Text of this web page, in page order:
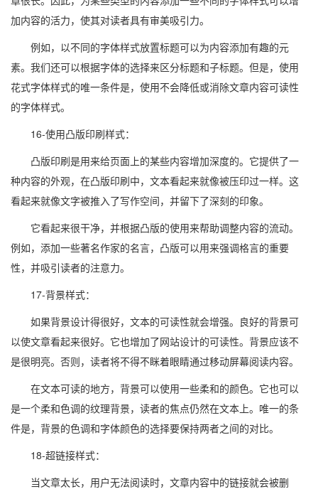
加内容的活力，使其对读者具有审美吸引力。
例如，以不同的字体样式放置标题可以为内容添加有趣的元
素。我们还可以根据字体的选择来区分标题和子标题。但是，使用
花式字体样式的唯一条件是，使用不会降低或消除文章内容可读性
的字体样式。
16-使用凸版印刷样式：
凸版印刷是用来给页面上的某些内容增加深度的。它提供了一
种内容的外观，在凸版印刷中，文本看起来就像被压印过一样。这
看起来就像文字被推入了写作空间，并留下了深刻的印象。
它看起来很干净，并根据凸版的使用来帮助调整内容的流动。
例如，添加一些著名作家的名言，凸版可以用来强调格言的重要
性，并吸引读者的注意力。
17-背景样式：
如果背景设计得很好，文本的可读性就会增强。良好的背景可
以使文章看起来很好。它也增加了网站设计的可读性。背景应该不
是很明亮。否则，读者将不得不眯着眼睛通过移动屏幕阅读内容。
在文本可读的地方，背景可以使用一些柔和的颜色。它也可以
是一个柔和色调的纹理背景，读者的焦点仍然在文本上。唯一的条
件是，背景的色调和字体颜色的选择要保持两者之间的对比。
18-超链接样式：
当文章太长，用户无法阅读时，文章内容中的链接就会被删